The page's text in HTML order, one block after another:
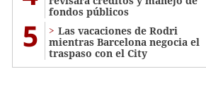
fondos públicos
5
Las vacaciones de Rodri
mientras Barcelona negocia el
traspaso con el City